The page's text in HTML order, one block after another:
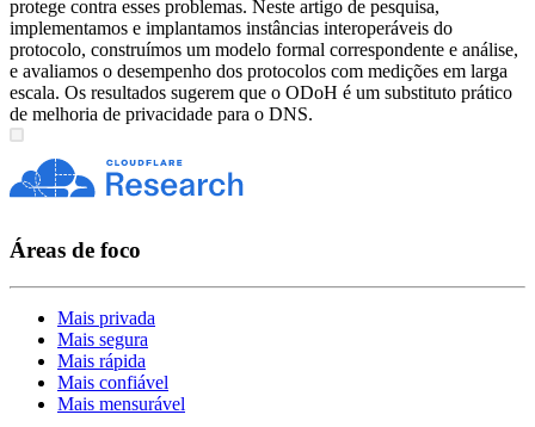
protege contra esses problemas. Neste artigo de pesquisa,
implementamos e implantamos instâncias interoperáveis do
protocolo, construímos um modelo formal correspondente e análise,
e avaliamos o desempenho dos protocolos com medições em larga
escala. Os resultados sugerem que o ODoH é um substituto prático
de melhoria de privacidade para o DNS.
Áreas de foco
Mais privada
Mais segura
Mais rápida
Mais confiável
Mais mensurável